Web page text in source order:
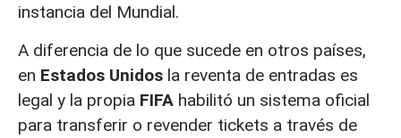
instancia del Mundial.
A diferencia de lo que sucede en otros países,
en Estados Unidos la reventa de entradas es
legal y la propia FIFA habilitó un sistema oficial
para transferir o revender tickets a través de